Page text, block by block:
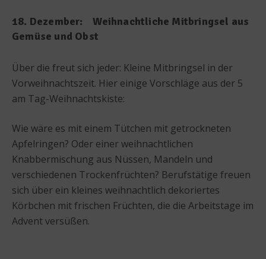
18. Dezember: Weihnachtliche Mitbringsel aus
Gemüse und Obst
Über die freut sich jeder: Kleine Mitbringsel in der
Vorweihnachtszeit. Hier einige Vorschläge aus der 5
am Tag-Weihnachtskiste:
Wie wäre es mit einem Tütchen mit getrockneten
Apfelringen? Oder einer weihnachtlichen
Knabbermischung aus Nüssen, Mandeln und
verschiedenen Trockenfrüchten? Berufstätige freuen
sich über ein kleines weihnachtlich dekoriertes
Körbchen mit frischen Früchten, die die Arbeitstage im
Advent versüßen.